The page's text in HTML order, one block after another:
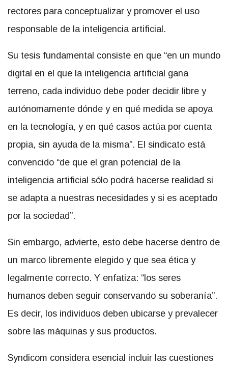
rectores para conceptualizar y promover el uso
responsable de la inteligencia artificial.
Su tesis fundamental consiste en que “en un mundo
digital en el que la inteligencia artificial gana
terreno, cada individuo debe poder decidir libre y
autónomamente dónde y en qué medida se apoya
en la tecnología, y en qué casos actúa por cuenta
propia, sin ayuda de la misma”. El sindicato está
convencido “de que el gran potencial de la
inteligencia artificial sólo podrá hacerse realidad si
se adapta a nuestras necesidades y si es aceptado
por la sociedad”.
Sin embargo, advierte, esto debe hacerse dentro de
un marco libremente elegido y que sea ética y
legalmente correcto. Y enfatiza: “los seres
humanos deben seguir conservando su soberanía”.
Es decir, los individuos deben ubicarse y prevalecer
sobre las máquinas y sus productos.
Syndicom considera esencial incluir las cuestiones